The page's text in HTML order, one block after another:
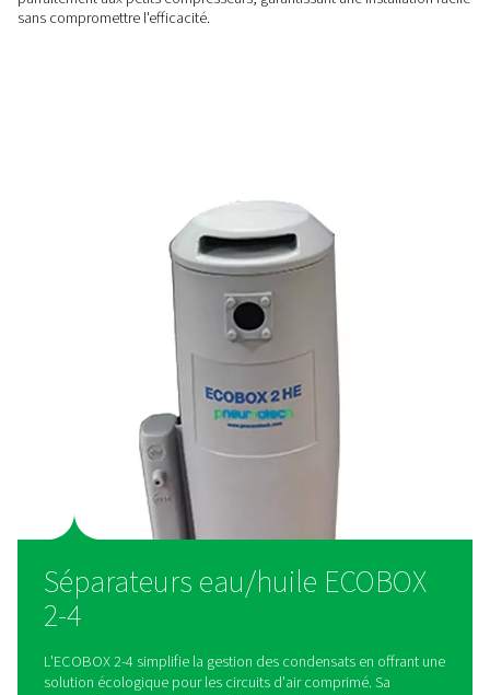
tout en offrant des performances fiables.
UTILISATION CONVIVIALE
Compact et pratique
Grâce à sa conception légère et peu encombrante,
parfaitement aux petits compresseurs, garantissant une
sans compromettre l'efficacité.